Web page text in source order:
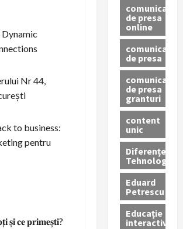
Dynamic
Nr 44,
to business:
pentru
𝐬̦𝐢 𝐜𝐞 𝐩𝐫𝐢𝐦𝐞𝐬̦𝐭𝐢?
comunicat
de presa
online
comunicate
de presa
comunicate
de presa
granturi
content
unic
Diferențe
Tehnologice
Eduard
Petrescu
Educație
interactivă